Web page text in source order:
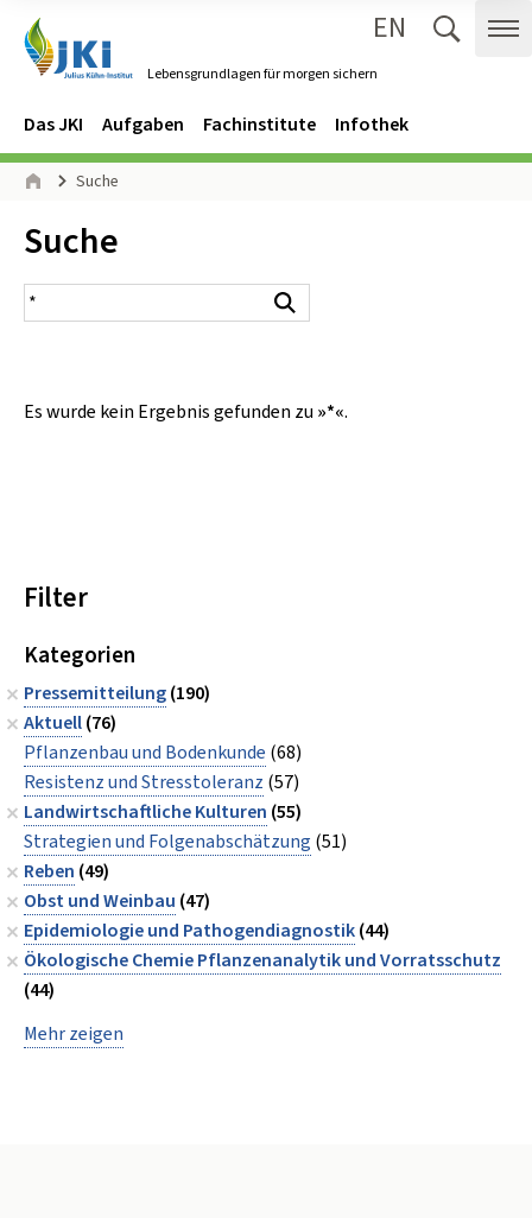
Lebensgrundlagen für morgen sichern
EN
Navigation
Hauptmenü
Das JKI Aufgaben Fachinstitute Infothek
Seitenpfad
Suche
Inhalt:
Suche
Suchergebnis
Es wurde kein Ergebnis gefunden zu »*«.
Filter
Kategorien
Pressemitteilung(190)
Aktuell(76)
Pflanzenbau und Bodenkunde (68)
Resistenz und Stresstoleranz (57)
Landwirtschaftliche Kulturen (55)
Strategien und Folgenabschätzung (51)
Reben (49)
Obst und Weinbau (47)
Epidemiologie und Pathogendiagnostik(44)
Ökologische Chemie Pflanzenanalytik und Vorratsschutz
(44)
Mehr zeigen